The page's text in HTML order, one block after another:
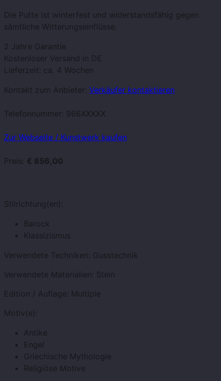
Die Putte ist winterfest und widerstandsfähig gegen
sämtliche Witterungseinflüsse.
2 Jahre Garantie
Kostenloser Versand in DE
Lieferzeit: ca. 4 Wochen
Kontakt zum Anbieter: Verkäufer kontaktieren
Telefonnummer: 966XXXXX
Zur Webseite / Kunstwerk kaufen
Preis: € 856,00
Stilrichtung(en):
Barock
Klassizismus
Verwendete Techniken: Gusstechnik
Verwendete Materialien: Stein
Edition / Auflage: Multiple
Motiv(e):
Antike
Engel
Griechische Mythologie
Religiöse Motive